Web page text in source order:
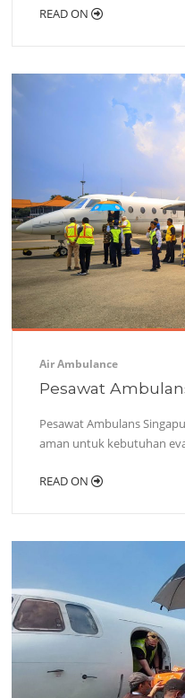
READ ON
Air Ambulance
Pesawat
Pesawat Ambulans
aman untuk kebutuhan
READ ON